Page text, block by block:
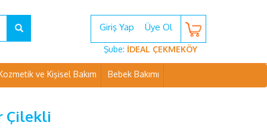
Giriş Yap Üye Ol
Şube: İDEAL ÇEKMEKÖY
ve Kişisel Bakım Bebek Bakımı
Çilekli